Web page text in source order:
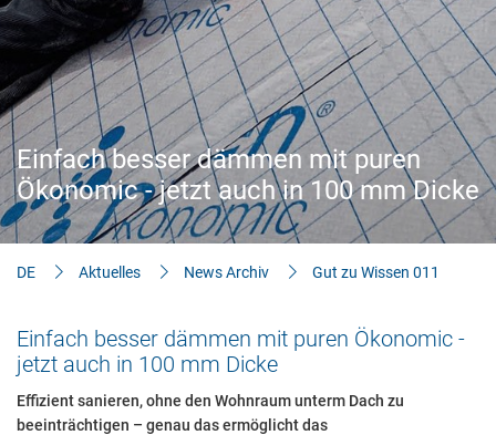
Produkte & Lösungen
Mein Bereich
Aktuelles
Bauherren-Wissen
Downloads
Einfach besser dämmen mit puren
Ökonomic - jetzt auch in 100 mm Dicke
DE Aktuelles News Archiv Gut zu Wissen 011
Einfach besser dämmen mit puren Ökonomic -
jetzt auch in 100 mm Dicke
Effizient sanieren, ohne den Wohnraum unterm Dach zu
beeinträchtigen – genau das ermöglicht das